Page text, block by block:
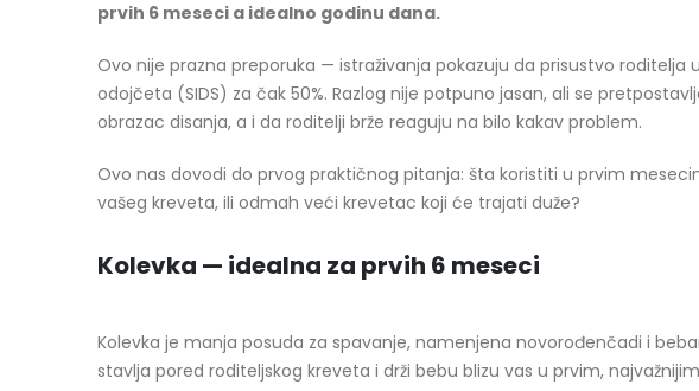
prvih 6 meseci a idealno godinu dana.
Ovo nije prazna preporuka — istraživanja pokazuju da prisustvo
odojčeta (SIDS) za čak 50%. Razlog nije potpuno jasan, ali se
obrazac disanja, a i da roditelji brže reaguju na bilo kakav problem.
Ovo nas dovodi do prvog praktičnog pitanja: šta koristiti u prvim
vašeg kreveta, ili odmah veći krevetac koji će trajati duže?
Kolevka — idealna za prvih 6 meseci
Kolevka je manja posuda za spavanje, namenjena novorođenčadi i
stavlja pored roditeljskog kreveta i drži bebu blizu vas u prvim,